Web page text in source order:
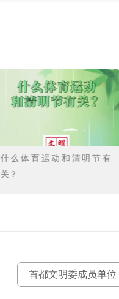
什么体育运动和清明节有
关？